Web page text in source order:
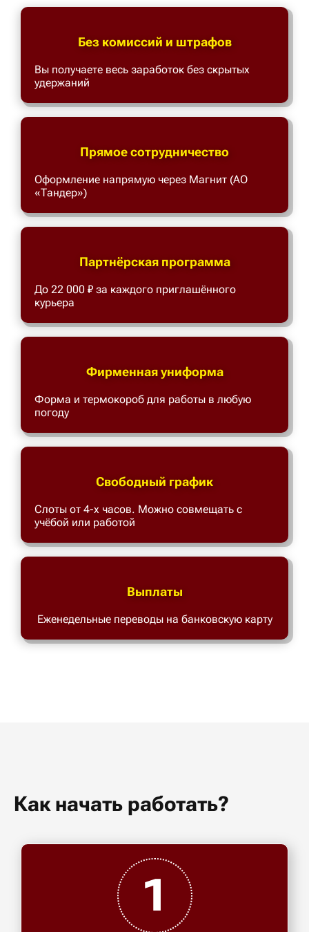
Без комиссий и штрафов
Вы получаете весь заработок без скрытых
удержаний
Прямое сотрудничество
Оформление напрямую через Магнит (АО
«Тандер»)
Партнёрская программа
До 22 000 ₽ за каждого приглашённого
курьера
Фирменная униформа
Форма и термокороб для работы в любую
погоду
Свободный график
Слоты от 4-х часов. Можно совмещать с
учёбой или работой
Выплаты
Еженедельные переводы на банковскую карту
Как начать работать?
1